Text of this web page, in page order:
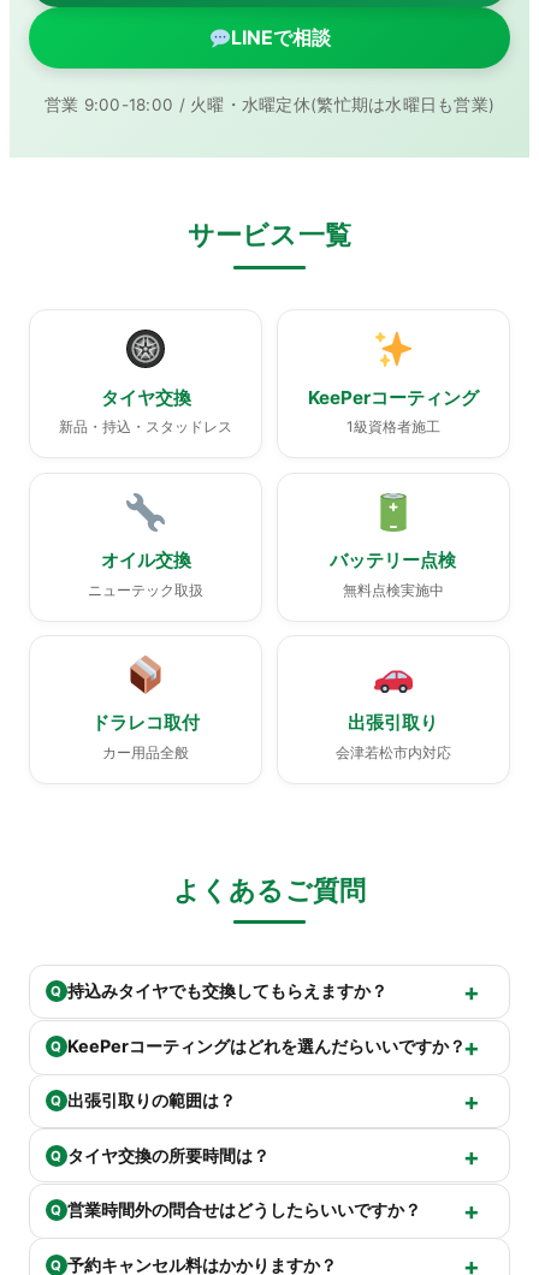
LINEで相談
営業 9:00-18:00 / 火曜・水曜定休(繁忙期は水曜日も営業)
サービス一覧
タイヤ交換
新品・持込・スタッドレス
KeePerコーティング
1級資格者施工
オイル交換
ニューテック取扱
バッテリー点検
無料点検実施中
ドラレコ取付
カー用品全般
出張引取り
会津若松市内対応
よくあるご質問
Q 持込みタイヤでも交換してもらえますか？
Q KeePerコーティングはどれを選んだらいいですか？
Q 出張引取りの範囲は？
Q タイヤ交換の所要時間は？
Q 営業時間外の問合せはどうしたらいいですか？
Q 予約キャンセル料はかかりますか？